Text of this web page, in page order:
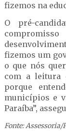
fizemos na
O pré-
fizemos um
o que nós
com a leitura
porque
municípios e
Paraíba”,
Fonte: Assessoria/